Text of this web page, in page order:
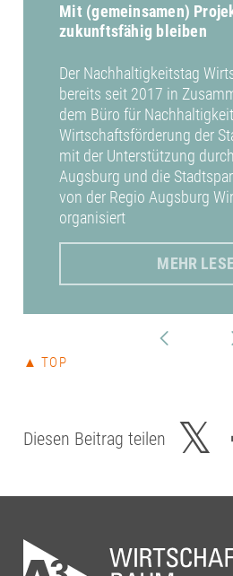
Mit (gemeinsamen)
zukunftsfähig bleiben
Der Nachhaltigkeitstag
bereits seit 2017 in
dem Büro für
Wirtschaftsförderung der
mit der Unterstützung
Augsburg und die
von der Regio Augsburg
organisiert
MEHR
▲ TOP
Diesen Beitrag teilen